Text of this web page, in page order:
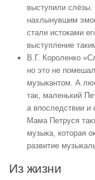
выступили
нахлынувшим
стали истоками
выступление
В.Г. Короленко
но это не
музыкантом. А
так, маленький
а впоследствии и
Мама Петруся
музыка, которая
развитие
Из жизни